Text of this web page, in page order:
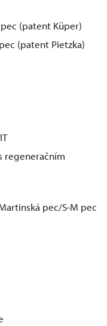
(patent Küper)
(patent Pietzka)
regeneračním
pec/S-M pec